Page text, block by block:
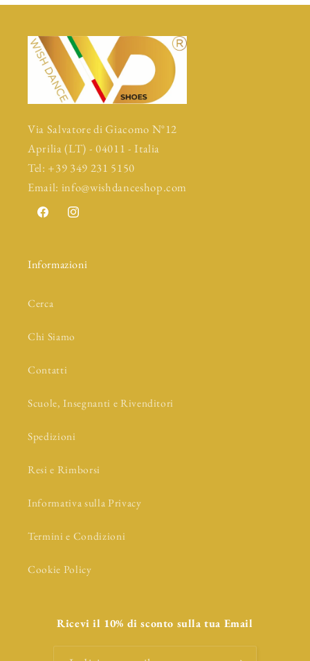
Via Salvatore di Giacomo N°12
Aprilia (LT) - 04011 - Italia
Tel: +39 349 231 5150
Email: info@wishdanceshop.com
FacebookInstagram
Informazioni
Cerca
Chi Siamo
Contatti
Scuole, Insegnanti e Rivenditori
Spedizioni
Resi e Rimborsi
Informativa sulla Privacy
Termini e Condizioni
Cookie Policy
Ricevi il 10% di sconto sulla tua Email